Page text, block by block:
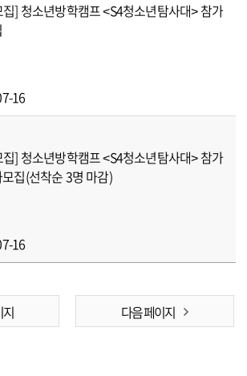
] 청소년방학캠프 <S4청소년탐사대> 참가
16
] 청소년방학캠프 <S4청소년탐사대> 참가
집(선착순 3명 마감)
16
지 다음 페이지